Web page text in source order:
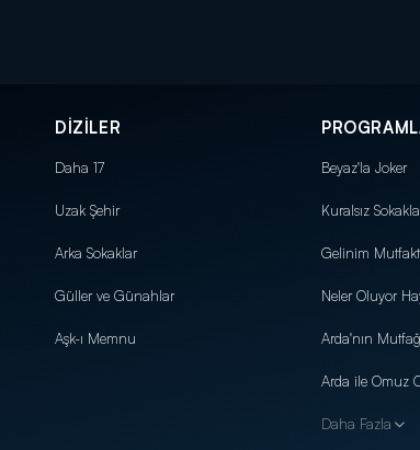
DİZİLER
Daha 17
Uzak Şehir
Arka Sokaklar
Güller ve Günahlar
Aşk-ı Memnu
Beyaz'la Joker
Kuralsız
Gelinim
Neler Oluyor
Arda'nın
Arda ile Omuz
Daha Fazla